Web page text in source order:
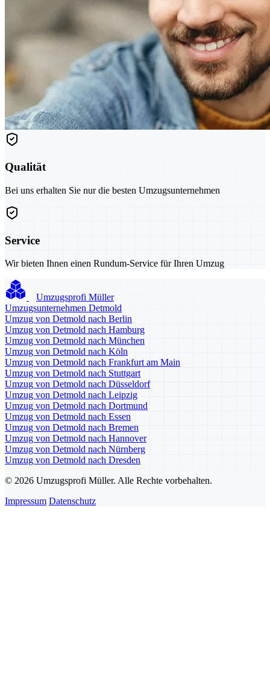
Qualität
Bei uns erhalten Sie nur die besten Umzugsunternehmen
Service
Wir bieten Ihnen einen Rundum-Service für Ihren Umzug
Umzugsprofi Müller
Umzugsunternehmen Detmold
Umzug von Detmold nach Berlin
Umzug von Detmold nach Hamburg
Umzug von Detmold nach München
Umzug von Detmold nach Köln
Umzug von Detmold nach Frankfurt am Main
Umzug von Detmold nach Stuttgart
Umzug von Detmold nach Düsseldorf
Umzug von Detmold nach Leipzig
Umzug von Detmold nach Dortmund
Umzug von Detmold nach Essen
Umzug von Detmold nach Bremen
Umzug von Detmold nach Hannover
Umzug von Detmold nach Nürnberg
Umzug von Detmold nach Dresden
© 2026 Umzugsprofi Müller. Alle Rechte vorbehalten.
Impressum Datenschutz